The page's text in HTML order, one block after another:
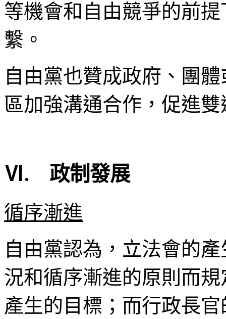
等機會和自由競爭的前
繫。
自由黨也贊成政府、團
區加強溝通合作，促進
Ⅵ. 政制發展
循序漸進
自由黨認為，立法會的
況和循序漸進的原則而
產生的目標；而行政長